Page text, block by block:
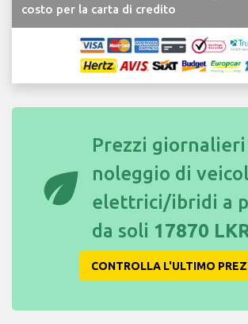
costo per la carta di credito
eco
Prezzi giornalieri
noleggio di
elettrici/ibridi a
da soli 17870
CONTROLLA L'ULTIMO